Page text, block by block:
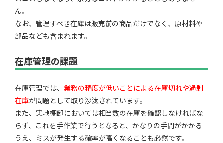
ん。
なお、管理すべき在庫は販売前の商品だけでなく、原材料や
部品なども含まれます。
在庫管理の課題
在庫管理では、 業務の精度が低いことによる在庫切れや過剰
在庫が問題として取り沙汰されています。
また、実地棚卸においては相当数の在庫を確認しなければな
らず、これを手作業で行うとなると、かなりの手間がかかる
うえ、ミスが発生する確率が高くなることも必然です。